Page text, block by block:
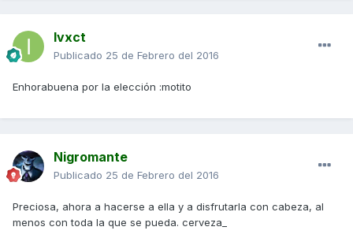
Ivxct
Publicado 25 de Febrero del 2016
Enhorabuena por la elección :motito
Nigromante
Publicado 25 de Febrero del 2016
Preciosa, ahora a hacerse a ella y a disfrutarla con cabeza, al
menos con toda la que se pueda. cerveza_